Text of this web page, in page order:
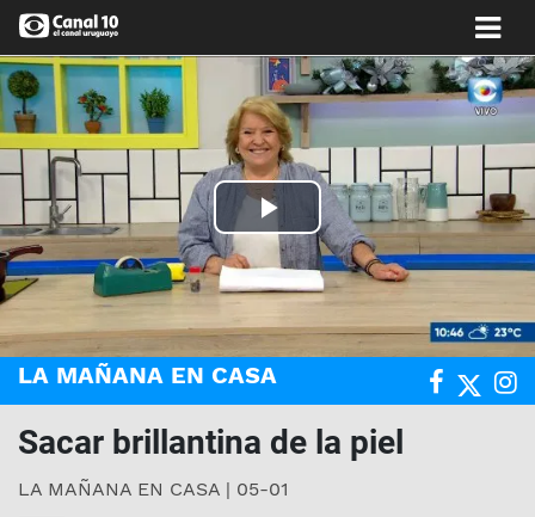
Play
Video
LA MAÑANA EN CASA
Sacar brillantina de la piel
LA MAÑANA EN CASA | 05-01